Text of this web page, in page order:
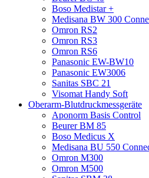
Boso Medistar +
Medisana BW 300
Omron RS2
Omron RS3
Omron RS6
Panasonic EW-BW10
Panasonic EW3006
Sanitas SBC 21
Visomat Handy Soft
Oberarm-Blutdruckmessgeräte
Aponorm Basis Control
Beurer BM 85
Boso Medicus X
Medisana BU 550
Omron M300
Omron M500